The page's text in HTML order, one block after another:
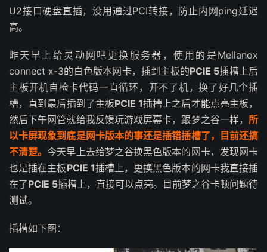
U2接口硬盘直插，没用通过PCI转接，防止内网ping延迟
高。
昨天早上给灵动网吧更换服务器，使用的是Mellanox
connect x-3的白色版本网卡，插到主板的PCIE 5插槽上后
主板开机自检卡代码一直循环，开不了机，换了好几个插
槽，直到最后插到了主板PCIE 1插槽上之后才能点亮主板，
然后下午网管就给我反馈玩游戏屏幕卡，跟梦之谷一样， 所
以卡屏现象到底是网卡版本的事还是插错插槽了，目前还搞
不清楚。今天早上去给梦之谷换黑色版本的网卡，发现网卡
也是插在主板PCIE 1插槽上，更换黑色版本的网卡我直接插
在了PCIE 5插槽上，直接可以点亮。目前梦之谷卡顿问题待
测试。
插槽如下图：